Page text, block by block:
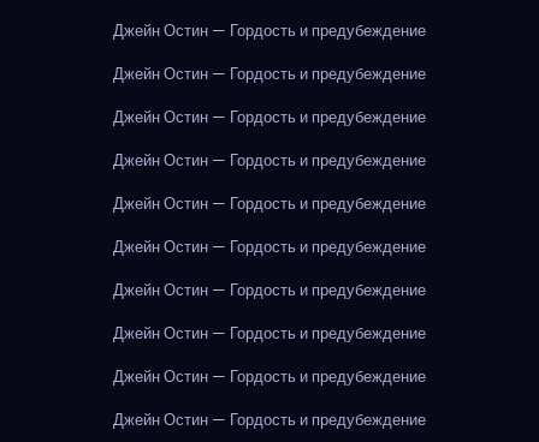
Джейн Остин — Гордость и предубеждение
Джейн Остин — Гордость и предубеждение
Джейн Остин — Гордость и предубеждение
Джейн Остин — Гордость и предубеждение
Джейн Остин — Гордость и предубеждение
Джейн Остин — Гордость и предубеждение
Джейн Остин — Гордость и предубеждение
Джейн Остин — Гордость и предубеждение
Джейн Остин — Гордость и предубеждение
Джейн Остин — Гордость и предубеждение